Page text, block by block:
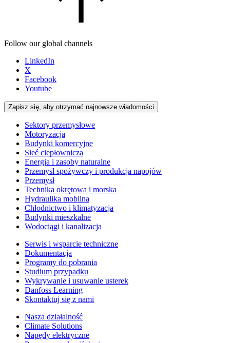
Follow our global channels
LinkedIn
X
Facebook
Youtube
Zapisz się, aby otrzymać najnowsze wiadomości
Sektory przemysłowe
Motoryzacja
Budynki komercyjne
Sieć ciepłownicza
Energia i zasoby naturalne
Przemysł spożywczy i produkcja napojów
Przemysł
Technika okrętowa i morska
Hydraulika mobilna
Chłodnictwo i klimatyzacja
Budynki mieszkalne
Wodociągi i kanalizacja
Serwis i wsparcie techniczne
Dokumentacja
Programy do pobrania
Studium przypadku
Wykrywanie i usuwanie usterek
Danfoss Learning
Skontaktuj się z nami
Nasza działalność
Climate Solutions
Napędy elektryczne